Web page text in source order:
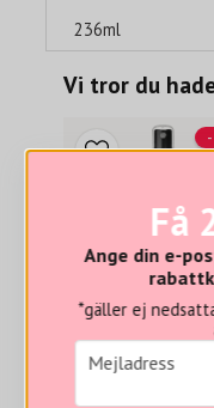
Vi tror du
L'ANZA
-
236ml
Få
Ange din e-
*gäller ej
email
Mejladress